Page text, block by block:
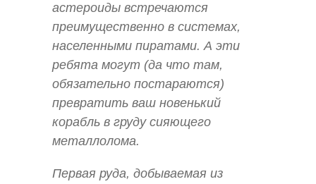
астероиды встречаются
преимущественно в системах,
населенными пиратами. А эти
ребята могут (да что там,
обязательно постараются)
превратить ваш новенький
корабль в груду сияющего
металлолома.
Первая руда, добываемая из